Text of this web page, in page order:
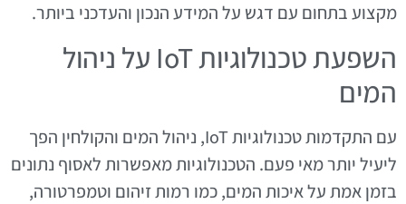
מקצוע בתחום עם דגש על המידע הנכון והעדכני ביותר.
השפעת טכנולוגיות IoT על ניהול
המים
עם התקדמות טכנולוגיות IoT, ניהול המים והקולחין הפך
ליעיל יותר מאי פעם. הטכנולוגיות מאפשרות לאסוף נתונים
בזמן אמת על איכות המים, כמו רמות זיהום וטמפרטורה,